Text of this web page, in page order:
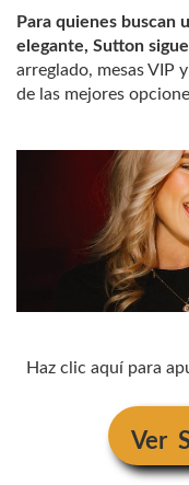
Para quienes buscan
elegante, Sutton
arreglado, mesas VIP
de las mejores
Haz clic aquí para
Ver